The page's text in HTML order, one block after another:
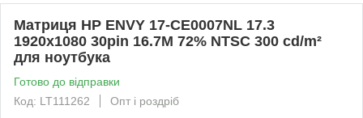
Матриця HP ENVY 17-CE0007NL 17.3
1920x1080 30pin 16.7M 72% NTSC 300 cd/m²
для ноутбука
Готово до відправки
Код: LT111262
Опт і роздріб